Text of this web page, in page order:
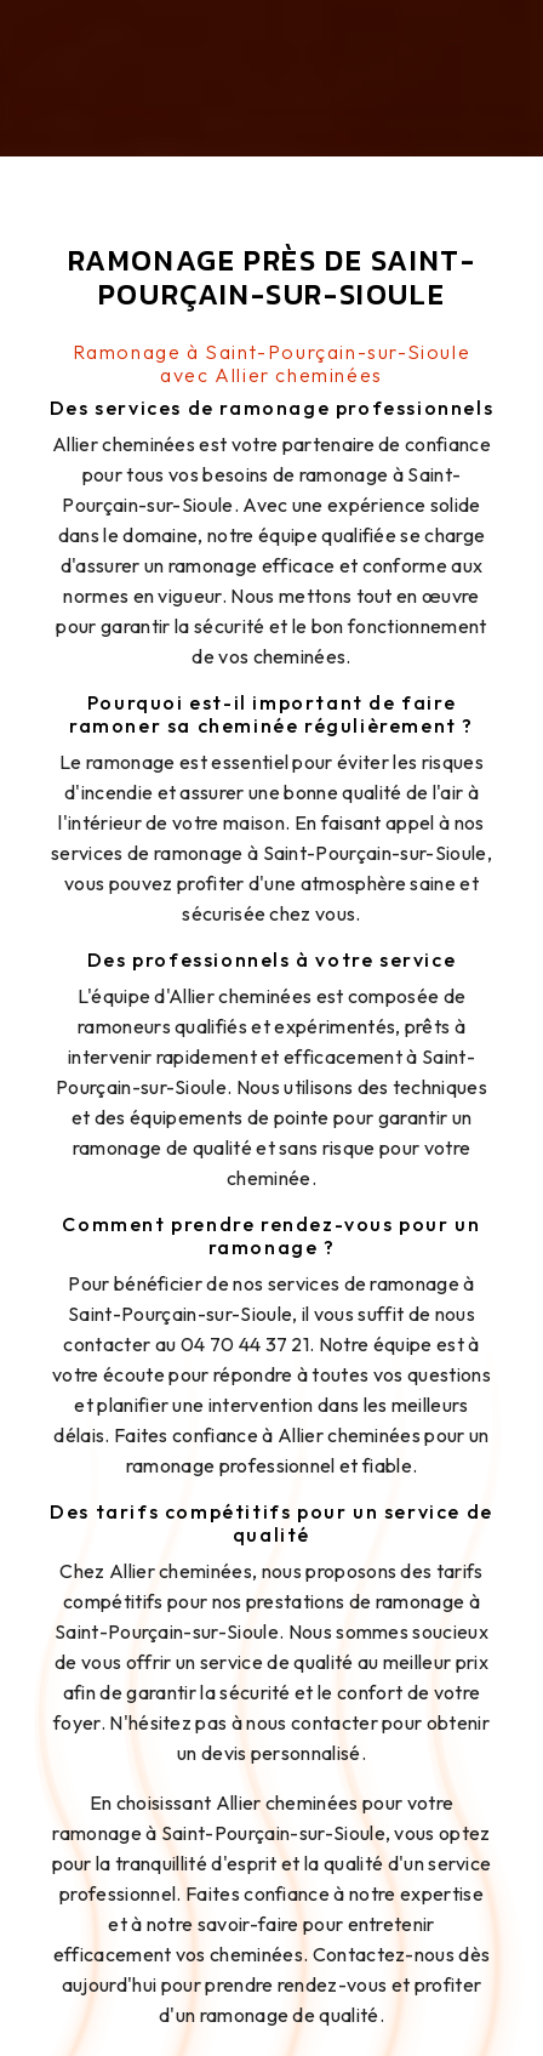
RAMONAGE PRÈS DE SAINT-
POURÇAIN-SUR-SIOULE
Ramonage à Saint-Pourçain-sur-Sioule
avec Allier cheminées
Des services de ramonage professionnels
Allier cheminées est votre partenaire de confiance
pour tous vos besoins de ramonage à Saint-
Pourçain-sur-Sioule. Avec une expérience solide
dans le domaine, notre équipe qualifiée se charge
d'assurer un ramonage efficace et conforme aux
normes en vigueur. Nous mettons tout en œuvre
pour garantir la sécurité et le bon fonctionnement
de vos cheminées.
Pourquoi est-il important de faire
ramoner sa cheminée régulièrement ?
Le ramonage est essentiel pour éviter les risques
d'incendie et assurer une bonne qualité de l'air à
l'intérieur de votre maison. En faisant appel à nos
services de ramonage à Saint-Pourçain-sur-Sioule,
vous pouvez profiter d'une atmosphère saine et
sécurisée chez vous.
Des professionnels à votre service
L'équipe d'Allier cheminées est composée de
ramoneurs qualifiés et expérimentés, prêts à
intervenir rapidement et efficacement à Saint-
Pourçain-sur-Sioule. Nous utilisons des techniques
et des équipements de pointe pour garantir un
ramonage de qualité et sans risque pour votre
cheminée.
Comment prendre rendez-vous pour un
ramonage ?
Pour bénéficier de nos services de ramonage à
Saint-Pourçain-sur-Sioule, il vous suffit de nous
contacter au 04 70 44 37 21. Notre équipe est à
votre écoute pour répondre à toutes vos questions
et planifier une intervention dans les meilleurs
délais. Faites confiance à Allier cheminées pour un
ramonage professionnel et fiable.
Des tarifs compétitifs pour un service de
qualité
Chez Allier cheminées, nous proposons des tarifs
compétitifs pour nos prestations de ramonage à
Saint-Pourçain-sur-Sioule. Nous sommes soucieux
de vous offrir un service de qualité au meilleur prix
afin de garantir la sécurité et le confort de votre
foyer. N'hésitez pas à nous contacter pour obtenir
un devis personnalisé.
En choisissant Allier cheminées pour votre
ramonage à Saint-Pourçain-sur-Sioule, vous optez
pour la tranquillité d'esprit et la qualité d'un service
professionnel. Faites confiance à notre expertise
et à notre savoir-faire pour entretenir
efficacement vos cheminées. Contactez-nous dès
aujourd'hui pour prendre rendez-vous et profiter
d'un ramonage de qualité.